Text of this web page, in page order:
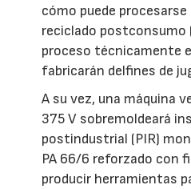
cómo puede
reciclado postconsumo
proceso técnicamente
fabricarán delfines de
A su vez, una máquina
375 V sobremoldeará
postindustrial (PIR)
PA 66/6 reforzado con
producir herramientas